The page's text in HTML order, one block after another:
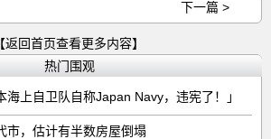
下一篇 >
【返回首页查看更多内容】
热门围观
海上自卫队自称Japan Navy，违宪了！」
市，估计有半数房屋倒塌